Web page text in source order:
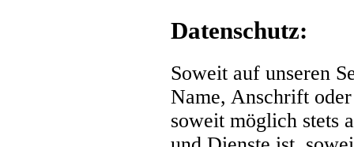
Datenschutz:
Soweit auf unseren
Name, Anschrift
soweit möglich stets